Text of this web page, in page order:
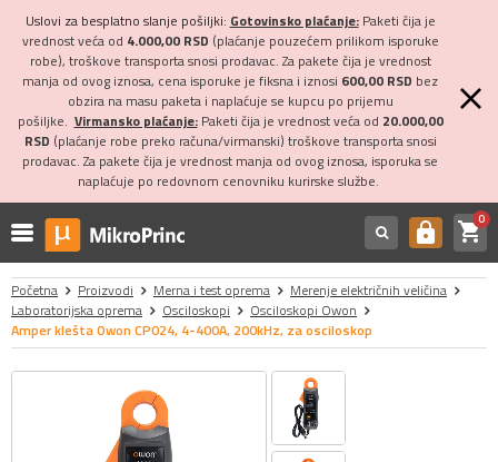
Uslovi za besplatno slanje pošiljki: Gotovinsko plaćanje:Paketi čija je
vrednost veća od 4.000,00 RSD (plaćanje pouzećem prilikom isporuke
robe), troškove transporta snosi prodavac. Za pakete čija je vrednost
manja od ovog iznosa, cena isporuke je fiksna i iznosi 600,00 RSD bez
obzira na masu paketa i naplaćuje se kupcu po prijemu
pošiljke. Virmansko plaćanje:Paketi čija je vrednost veća od 20.000,00
RSD (plaćanje robe preko računa/virmanski) troškove transporta snosi
prodavac. Za pakete čija je vrednost manja od ovog iznosa, isporuka se
naplaćuje po redovnom cenovniku kurirske službe.
https shopping_cart0
Početna Proizvodi Merna i test oprema
Merenje električnih veličina
Laboratorijska oprema
Osciloskopi
Osciloskopi Owon
Amper klešta Owon CP024, 4-400A, 200kHz, za osciloskop